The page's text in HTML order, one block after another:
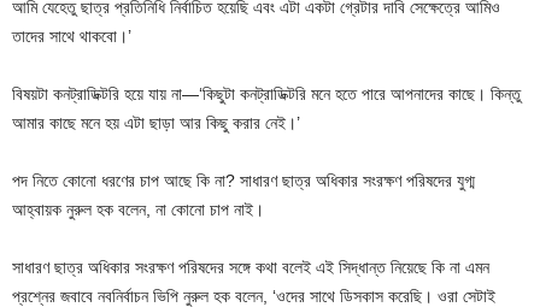
আমি যেহেতু ছাত্র প্রতিনিধি নির্বাচিত হয়েছি এবং এটা একটা গ্রেটার দাবি সেক্ষেত্রে আমিও
তাদের সাথে থাকবো।’
বিষয়টা কনট্রাডিক্টরি হয়ে যায় না—‘কিছুটা কনট্রাডিক্টরি মনে হতে পারে আপনাদের কাছে। কিন্তু
আমার কাছে মনে হয় এটা ছাড়া আর কিছু করার নেই।’
পদ নিতে কোনো ধরণের চাপ আছে কি না? সাধারণ ছাত্র অধিকার সংরক্ষণ পরিষদের যুগ্ম
আহ্বায়ক নুরুল হক বলেন, না কোনো চাপ নাই।
সাধারণ ছাত্র অধিকার সংরক্ষণ পরিষদের সঙ্গে কথা বলেই এই সিদ্ধান্ত নিয়েছে কি না এমন
প্রশ্নের জবাবে নবনির্বাচন ভিপি নুরুল হক বলেন, ‘ওদের সাথে ডিসকাস করেছি। ওরা সেটাই